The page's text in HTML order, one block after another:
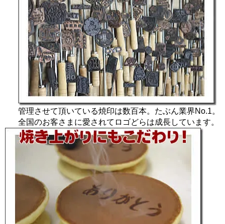
管理させて頂いている焼印は数百本。たぶん業界No.1。
全国のお客さまに愛されてロゴどらは成長しています。